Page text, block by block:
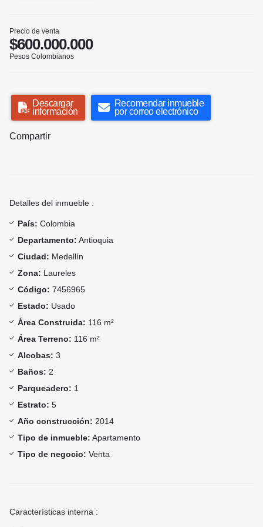
Precio de venta
$600.000.000
Pesos Colombianos
Descargar
información
Recomendar inmueble
por correo electrónico
Compartir
Detalles del inmueble :
País: Colombia
Departamento: Antioquia
Ciudad: Medellín
Zona: Laureles
Código: 7456965
Estado: Usado
Área Construida: 116 m²
Área Terreno: 116 m²
Alcobas: 3
Baños: 2
Parqueadero: 1
Estrato: 5
Año construcción: 2014
Tipo de inmueble: Apartamento
Tipo de negocio: Venta
Características interna :